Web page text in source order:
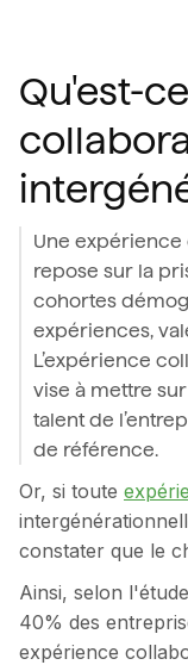
Qu'est-
Une
repose sur la
cohortes
expériences,
L’expérience
vise à mettre
talent de
de référence.
Or, si toute
constater que le
Ainsi, selon
40% des
expérience